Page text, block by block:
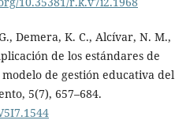
Demera, K. C., Alcívar, N. M.,
de los estándares de
de gestión educativa del
5(7), 657–684.